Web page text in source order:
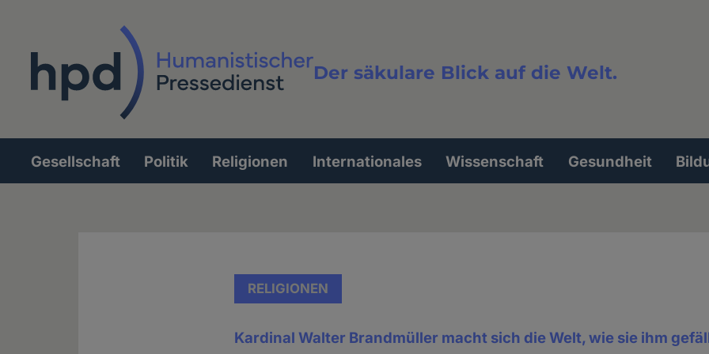
Der säkulare Blick auf die Welt.
Volltextsuche
Hauptnavigation
Gesellschaft Politik Religionen Internationales Wissenschaft Gesundheit
RELIGIONEN
Kardinal Walter Brandmüller macht sich die Welt, wie sie ihm